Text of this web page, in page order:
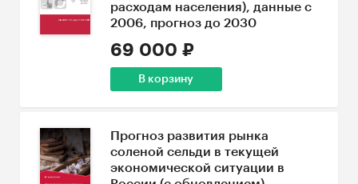
расходам населения), данные с
2006, прогноз до 2030
69 000 ₽
В корзину
Прогноз развития рынка
соленой сельди в текущей
экономической ситуации в